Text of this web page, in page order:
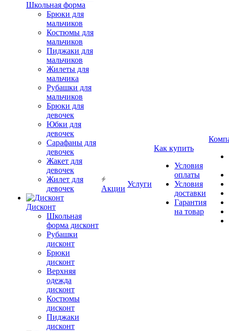
Школьная форма
Брюки для
мальчиков
Костюмы для
мальчиков
Пиджаки для
мальчиков
Жилеты для
мальчика
Рубашки для
мальчиков
Брюки для
девочек
Юбки для
девочек
Сарафаны для
девочек
Жакет для
девочек
Жилет для
девочек
Дисконт
Школьная
форма дисконт
Рубашки
дисконт
Брюки
дисконт
Верхняя
одежда
дисконт
Костюмы
дисконт
Пиджаки
дисконт
Акции
Услуги
Как купить
Условия
оплаты
Условия
доставки
Гарантия
на товар